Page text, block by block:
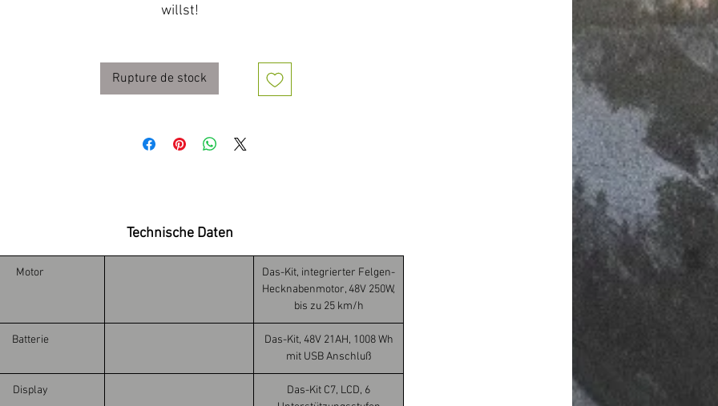
willst!
Rupture de stock
Technische Daten
Motor
Das-Kit, integrierter Felgen-
Hecknabenmotor, 48V 250W,
bis zu 25 km/h
Batterie
Das-Kit, 48V 21AH, 1008 Wh
mit USB Anschluß
Display
Das-Kit C7, LCD, 6